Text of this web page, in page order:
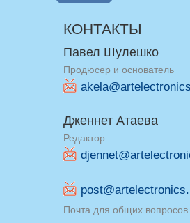
КОНТАКТЫ
Павел Шулешко
Продюсер и основатель
Дженнет Атаева
Редактор
Почта для общих вопросов